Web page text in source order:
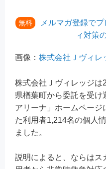
無料
メルマガ登録で
ィ対策
画像： 株式会社Ｊヴィレ
株式会社Ｊヴィレッジは
県楢葉町から委託を受け
アリーナ」ホームページ
た利用者1,214名の個人
ました。
説明によると、ならはス